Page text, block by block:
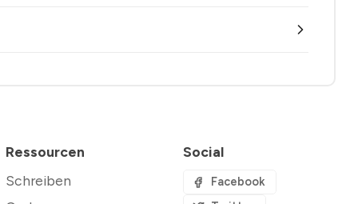
Ressourcen
Schreiben
Social
Facebook